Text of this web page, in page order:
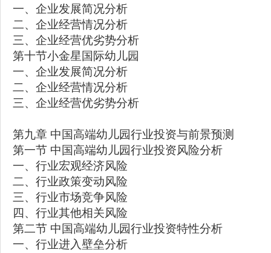
一、企业发展简况分析
二、企业经营情况分析
三、企业经营优劣势分析
第十节小金星国际幼儿园
一、企业发展简况分析
二、企业经营情况分析
三、企业经营优劣势分析
第九章 中国高端幼儿园行业投资与前景预测
第一节 中国高端幼儿园行业投资风险分析
一、行业宏观经济风险
二、行业政策变动风险
三、行业市场竞争风险
四、行业其他相关风险
第二节 中国高端幼儿园行业投资特性分析
一、行业进入壁垒分析